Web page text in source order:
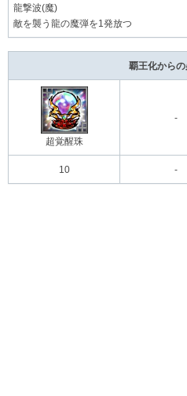
龍撃波(魔)
敵を襲う龍の魔弾を1発放つ
覇王化から
超覚醒珠
-
10 -